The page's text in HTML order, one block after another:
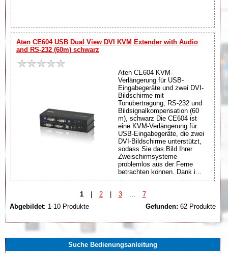
Aten CE604 USB Dual View DVI KVM Extender with Audio
and RS-232 (60m) schwarz
Aten CE604 KVM-
Verlängerung für USB-
Eingabegeräte und zwei DVI-
Bildschirme mit
Tonübertragung, RS-232 und
Bildsignalkompensation (60
m), schwarz Die CE604 ist
eine KVM-Verlängerung für
USB-Eingabegeräte, die zwei
DVI-Bildschirme unterstützt,
sodass Sie das Bild Ihrer
Zweischirmsysteme
problemlos aus der Ferne
betrachten können. Dank i...
1 | 2 | 3
7
Abgebildet: 1-10 Produkte Gefunden: 62 Produkte
Suche Bedienungsanleitung